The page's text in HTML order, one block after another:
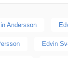
Andersson
Edvin